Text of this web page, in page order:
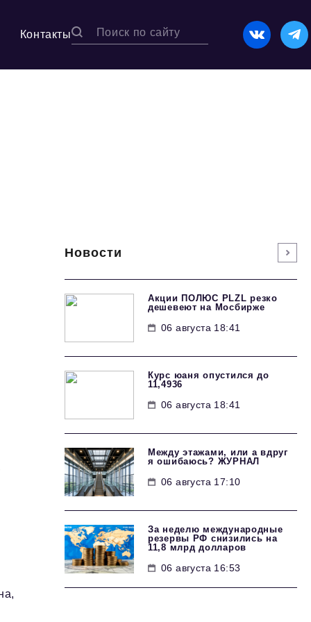
Контакты
Новости
Акции ПОЛЮС PLZL резко
дешевеют на Мосбирже
06 августа 18:41
Курс юаня опустился до
11,4936
06 августа 18:41
Между этажами, или а вдруг
я ошибаюсь? ЖУРНАЛ
06 августа 17:10
За неделю международные
резервы РФ снизились на
11,8 млрд долларов
06 августа 16:53